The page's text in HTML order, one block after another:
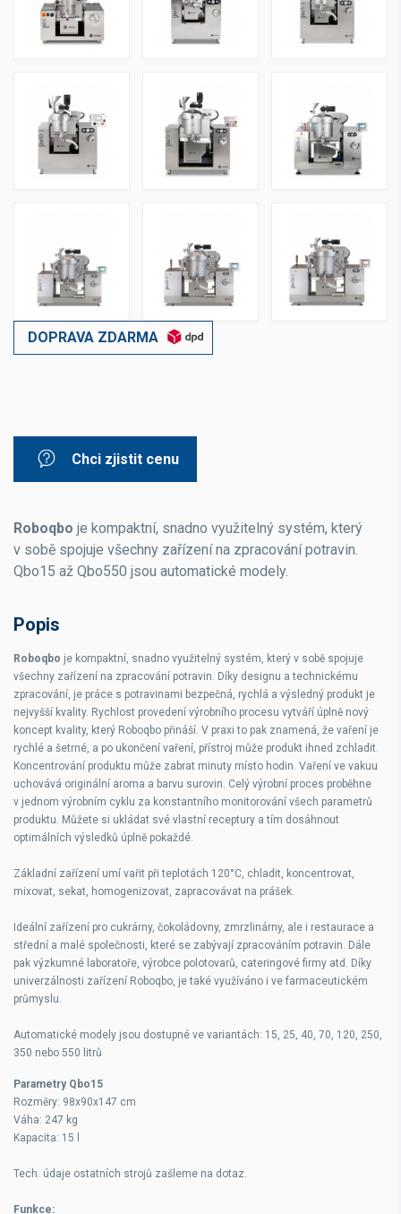
DOPRAVA ZDARMA
Chci zjistit cenu
Roboqbo je kompaktní, snadno využitelný systém, který
v sobě spojuje všechny zařízení na zpracování potravin.
Qbo15 až Qbo550 jsou automatické modely.
Popis
Roboqbo je kompaktní, snadno využitelný systém, který v sobě spojuje
všechny zařízení na zpracování potravin. Díky designu a technickému
zpracování, je práce s potravinami bezpečná, rychlá a výsledný produkt je
nejvyšší kvality. Rychlost provedení výrobního procesu vytváří úplně nový
koncept kvality, který Roboqbo přináší. V praxi to pak znamená, že vaření je
rychlé a šetrné, a po ukončení vaření, přístroj může produkt ihned zchladit.
Koncentrování produktu může zabrat minuty místo hodin. Vaření ve vakuu
uchovává originální aroma a barvu surovin. Celý výrobní proces proběhne
v jednom výrobním cyklu za konstantního monitorování všech parametrů
produktu. Můžete si ukládat své vlastní receptury a tím dosáhnout
optimálních výsledků úplně pokaždé.
Základní zařízení umí vařit při teplotách 120°C, chladit, koncentrovat,
mixovat, sekat, homogenizovat, zapracovávat na prášek.
Ideální zařízení pro cukrárny, čokoládovny, zmrzlinárny, ale i restaurace a
střední a malé společnosti, které se zabývají zpracováním potravin. Dále
pak výzkumné laboratoře, výrobce polotovarů, cateringové firmy atd. Díky
univerzálnosti zařízení Roboqbo, je také využíváno i ve farmaceutickém
průmyslu.
Automatické modely jsou dostupné ve variantách: 15, 25, 40, 70, 120, 250,
350 nebo 550 litrů
Parametry Qbo15
Rozměry: 98x90x147 cm
Váha: 247 kg
Kapacita: 15 l
Tech. údaje ostatních strojů zašleme na dotaz.
Funkce: